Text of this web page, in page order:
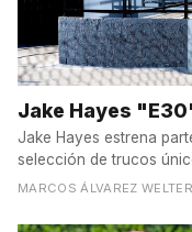
Jake Hayes
Jake Hayes estrena
selección de trucos
MARCOS ÁLVAREZ